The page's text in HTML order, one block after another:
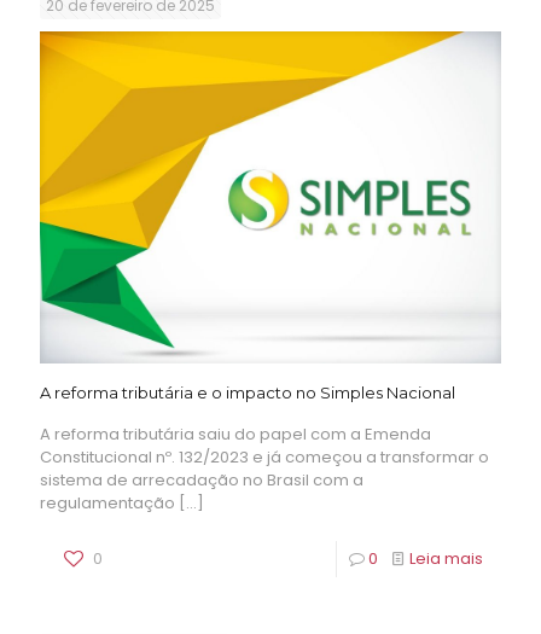
20 de fevereiro de 2025
A reforma tributária e o impacto no Simples Nacional
A reforma tributária saiu do papel com a Emenda
Constitucional nº. 132/2023 e já começou a transformar o
sistema de arrecadação no Brasil com a
regulamentação […]
0 0 Leia mais